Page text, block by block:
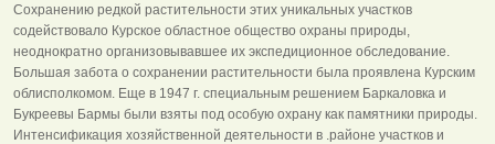
Сохранению редкой растительности этих уникальных участков
содействовало Курское областное общество охраны природы,
неоднократно организовывавшее их экспедиционное обследование.
Большая забота о сохранении растительности была проявлена Курским
облисполкомом. Еще в 1947 г. специальным решением Баркаловка и
Букреевы Бармы были взяты под особую охрану как памятники природы.
Интенсификация хозяйственной деятельности в .районе участков и